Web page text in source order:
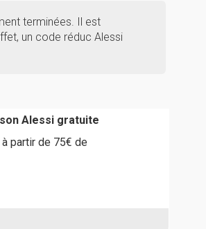
terminées. Il est
un code réduc Alessi
Alessi gratuite
partir de 75€ de